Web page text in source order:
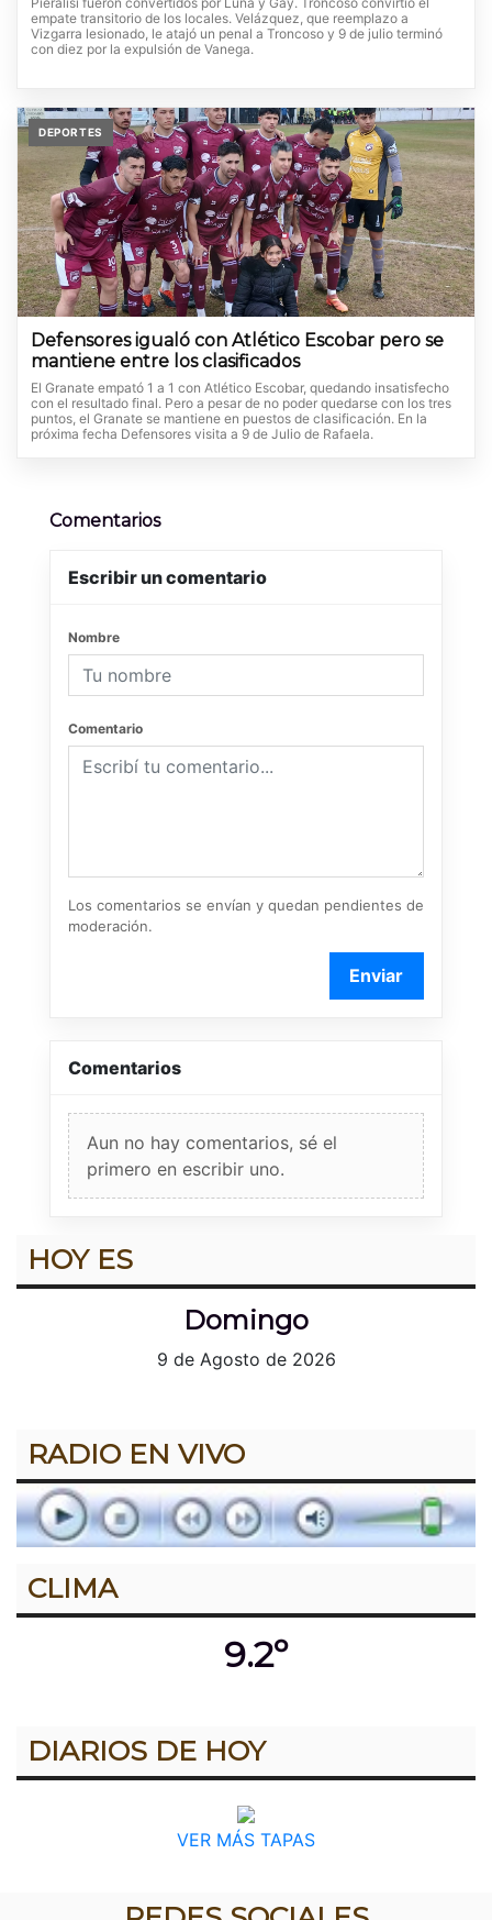
empate transitorio de los locales. Velázquez, que reemplazo a
Vizgarra lesionado, le atajó un penal a Troncoso y 9 de julio terminó
con diez por la expulsión de Vanega.
DEPORTES
Defensores igualó con Atlético Escobar pero se
mantiene entre los clasificados
El Granate empató 1 a 1 con Atlético Escobar, quedando insatisfecho
con el resultado final. Pero a pesar de no poder quedarse con los tres
puntos, el Granate se mantiene en puestos de clasificación. En la
próxima fecha Defensores visita a 9 de Julio de Rafaela.
Comentarios
Escribir un comentario
Nombre
Comentario
Los comentarios se envían y quedan pendientes de
moderación.
Enviar
Comentarios
Aun no hay comentarios, sé el
primero en escribir uno.
HOY ES
Domingo
9 de Agosto de 2026
RADIO EN VIVO
CLIMA
9.2º
DIARIOS DE HOY
VER MÁS TAPAS